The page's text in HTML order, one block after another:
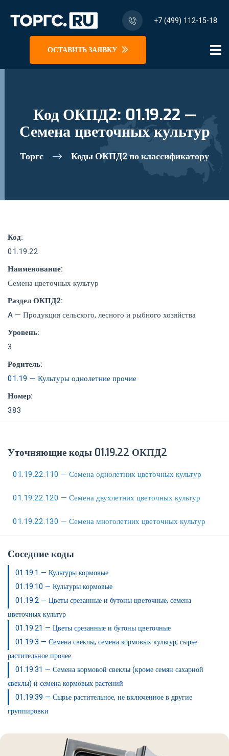
+7 (499) 112-15-18
ОСТАВИТЬ ЗАЯВКУ
Код ОКПД2: 01.19.22 —
Семена цветочных культур
Торгс Коды ОКПД2 по классификатору
Код:
01.19.22
Наименование:
Семена цветочных культур
Раздел ОКПД2:
A — Продукция сельского, лесного и рыбного хозяйства
Уровень:
3
Родитель:
01.19 — Культуры однолетние прочие
Номер:
383
Уточняющие коды 01.19.22 ОКПД2
01.19.22.110 — Семена однолетних цветочных культур
01.19.22.120 — Семена двухлетних цветочных культур
01.19.22.130 — Семена многолетних цветочных культур
Соседние коды
01.19.1 — Культуры кормовые
01.19.10 — Культуры кормовые
01.19.2 — Цветы срезанные и бутоны цветочные; семена
цветочных культур
01.19.21 — Цветы срезанные и бутоны цветочные
01.19.3 — Семена свеклы, семена кормовых культур; сырье
растительное прочее
01.19.31 — Семена кормовой свеклы (кроме семян сахарной
свеклы) и семена кормовых растений
01.19.39 — Сырье растительное, не включенное в другие
группировки